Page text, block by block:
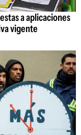
a aplicaciones
vigente